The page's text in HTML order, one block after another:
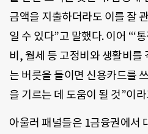
금액을 지출하더라도 이를 잘
일 수 있다”고 말했다. 이어 “‘
비, 월세 등 고정비와 생활비를
는 버릇을 들이면 신용카드를
을 기르는 데 도움이 될 것”이
아울러 패널들은 1금융권에서